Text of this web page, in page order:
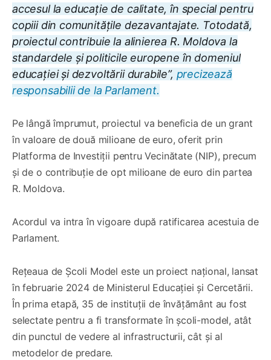
accesul la educație de calitate, în special pentru
copiii din comunitățile dezavantajate. Totodată,
proiectul contribuie la alinierea R. Moldova la
standardele și politicile europene în domeniul
educației și dezvoltării durabile”, precizează
responsabilii de la Parlament.
Pe lângă împrumut, proiectul va beneficia de un grant
în valoare de două milioane de euro, oferit prin
Platforma de Investiții pentru Vecinătate (NIP), precum
și de o contribuție de opt milioane de euro din partea
R. Moldova.
Acordul va intra în vigoare după ratificarea acestuia de
Parlament.
Rețeaua de Școli Model este un proiect național, lansat
în februarie 2024 de Ministerul Educației și Cercetării.
În prima etapă, 35 de instituții de învățământ au fost
selectate pentru a fi transformate în școli-model, atât
din punctul de vedere al infrastructurii, cât și al
metodelor de predare.